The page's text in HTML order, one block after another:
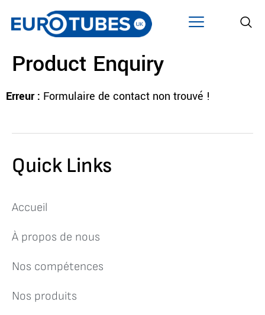
Product Enquiry
Erreur : Formulaire de contact non trouvé !
Quick Links
Accueil
À propos de nous
Nos compétences
Nos produits